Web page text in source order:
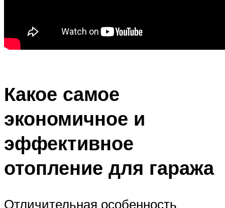
Какое самое
экономичное и
эффективное
отопление для гаража
Отличительная особенность